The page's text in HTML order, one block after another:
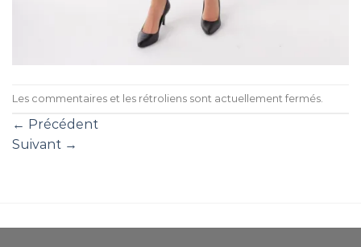
Les commentaires et les rétroliens sont actuellement fermés.
← Précédent
Suivant →